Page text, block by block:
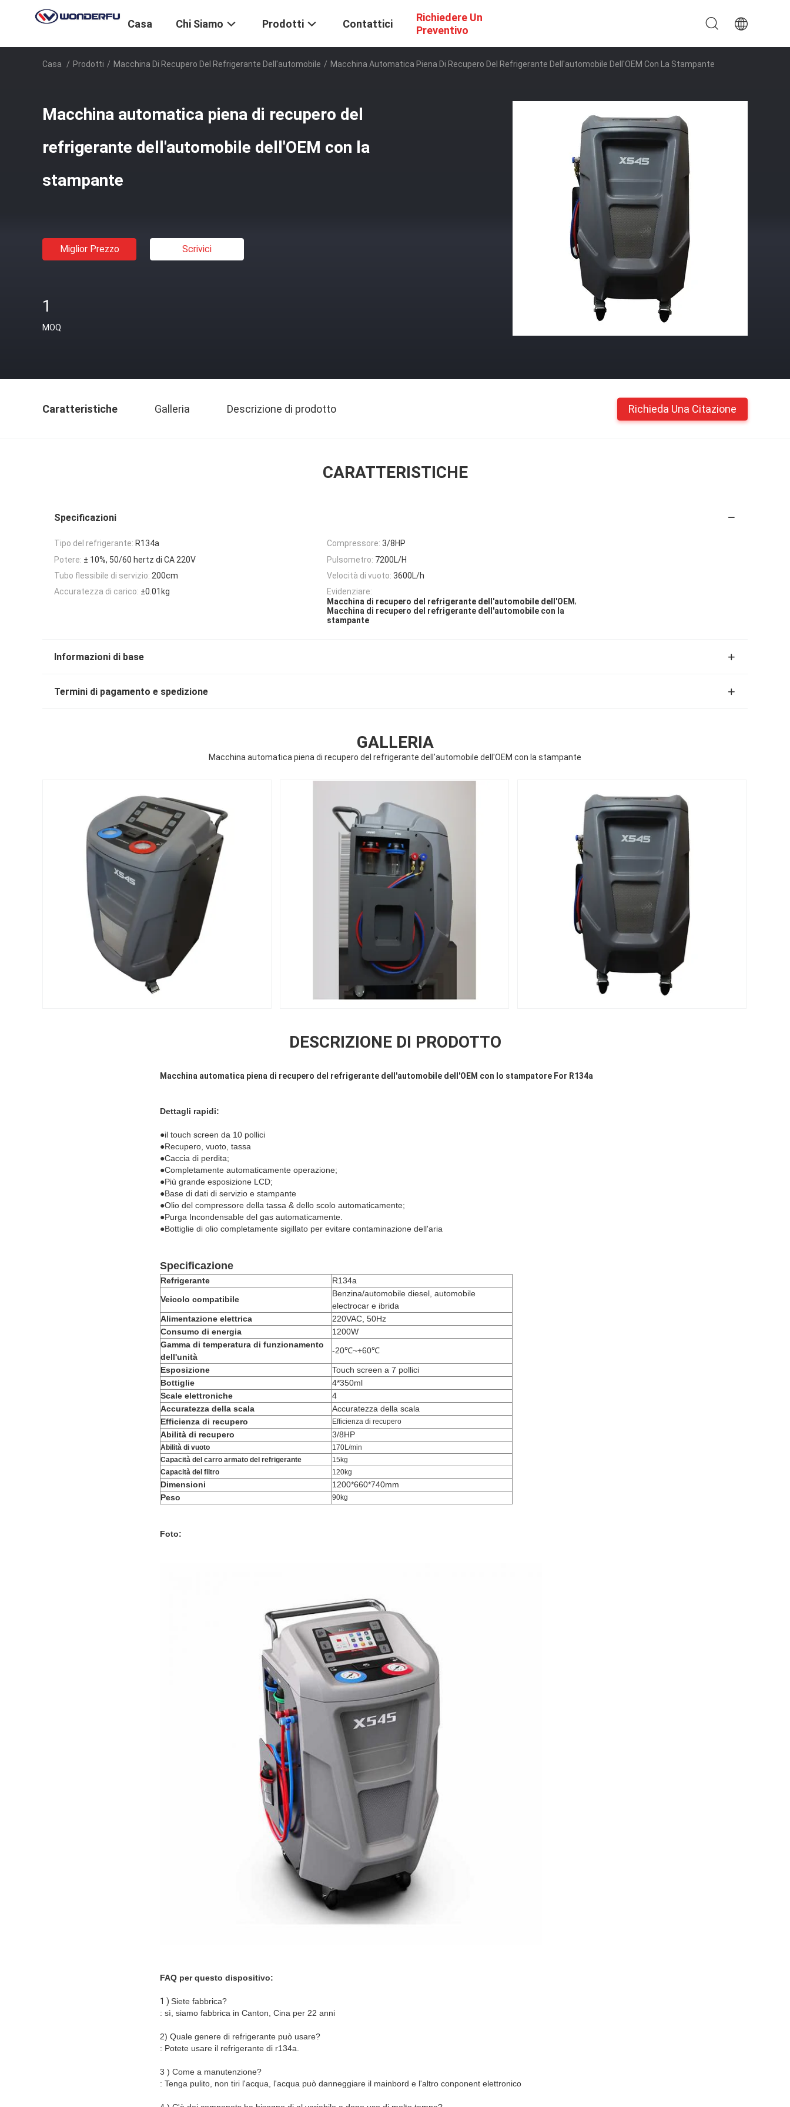
Casa Chi Siamo Prodotti Contattici
Richiedere Un
Preventivo
Casa / Prodotti / Macchina Di Recupero Del Refrigerante Dell'automobile / Macchina Automatica Piena Di Recupero Del Refrigerante Dell'automobile Dell'OEM Con La Stampante
Macchina automatica piena di recupero del
refrigerante dell'automobile dell'OEM con la
stampante
Miglior Prezzo Scrivici
1
MOQ
Caratteristiche Galleria Descrizione di prodotto Richieda Una Citazione
CARATTERISTICHE
Specificazioni
Tipo del refrigerante: R134a Compressore: 3/8HP
Potere: ± 10%, 50/60 hertz di CA 220V Pulsometro: 7200L/H
Tubo flessibile di servizio: 200cm Velocità di vuoto: 3600L/h
Accuratezza di carico: ±0.01kg
Evidenziare:
Macchina di recupero del refrigerante dell'automobile dell'OEM,
Macchina di recupero del refrigerante dell'automobile con la
stampante
Informazioni di base
Termini di pagamento e spedizione
GALLERIA
Macchina automatica piena di recupero del refrigerante dell'automobile dell'OEM con la stampante
DESCRIZIONE DI PRODOTTO
Macchina automatica piena di recupero del refrigerante dell'automobile dell'OEM con lo stampatore For R134a
Dettagli rapidi:
●il touch screen da 10 pollici
●Recupero, vuoto, tassa
●Caccia di perdita;
●Completamente automaticamente operazione;
●Più grande esposizione LCD;
●Base di dati di servizio e stampante
●Olio del compressore della tassa & dello scolo automaticamente;
●Purga Incondensable del gas automaticamente.
●Bottiglie di olio completamente sigillato per evitare contaminazione dell'aria
Specificazione
Refrigerante
R134a
Veicolo compatibile
Benzina/automobile diesel, automobile
electrocar e ibrida
Alimentazione elettrica
220VAC, 50Hz
Consumo di energia
1200W
Gamma di temperatura di funzionamento
dell'unità
-20℃~+60℃
Esposizione
Touch screen a 7 pollici
Bottiglie
4*350ml
Scale elettroniche
4
Accuratezza della scala
Accuratezza della scala
Efficienza di recupero
Efficienza di recupero
Abilità di recupero 3/8HP
Abilità di vuoto
170L/min
Capacità del carro armato del refrigerante
15kg
Capacità del filtro
120kg
Dimensioni
1200*660*740mm
Peso
90kg
Foto:
FAQ per questo dispositivo:
1 ) Siete fabbrica?
: sì, siamo fabbrica in Canton, Cina per 22 anni
2) Quale genere di refrigerante può usare?
: Potete usare il refrigerante di r134a.
3 ) Come a manutenzione?
: Tenga pulito, non tiri l'acqua, l'acqua può danneggiare il mainbord e l'altro conponent elettronico